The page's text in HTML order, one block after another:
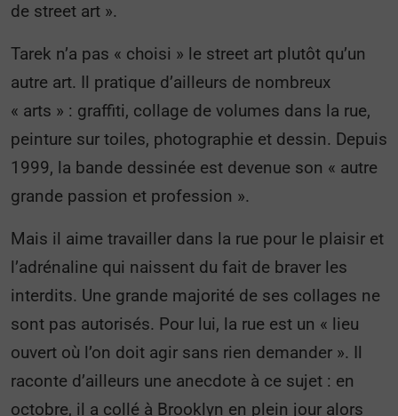
de street art ».
Tarek n’a pas « choisi » le street art plutôt qu’un
autre art. Il pratique d’ailleurs de nombreux
« arts » : graffiti, collage de volumes dans la rue,
peinture sur toiles, photographie et dessin. Depuis
1999, la bande dessinée est devenue son « autre
grande passion et profession ».
Mais il aime travailler dans la rue pour le plaisir et
l’adrénaline qui naissent du fait de braver les
interdits. Une grande majorité de ses collages ne
sont pas autorisés. Pour lui, la rue est un « lieu
ouvert où l’on doit agir sans rien demander ». Il
raconte d’ailleurs une anecdote à ce sujet : en
octobre, il a collé à Brooklyn en plein jour alors